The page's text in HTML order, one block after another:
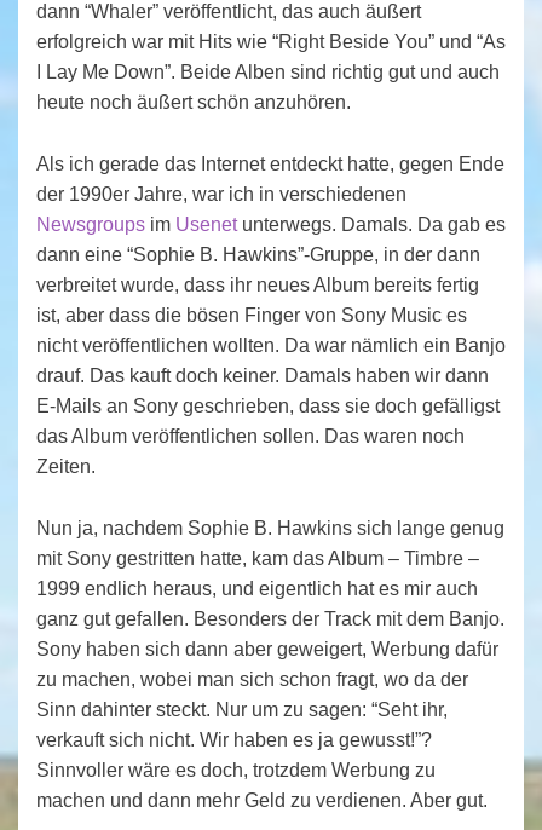
dann “Whaler” veröffentlicht, das auch äußert
erfolgreich war mit Hits wie “Right Beside You” und “As
I Lay Me Down”. Beide Alben sind richtig gut und auch
heute noch äußert schön anzuhören.
Als ich gerade das Internet entdeckt hatte, gegen Ende
der 1990er Jahre, war ich in verschiedenen
Newsgroups im Usenetunterwegs. Damals. Da gab es
dann eine “Sophie B. Hawkins”-Gruppe, in der dann
verbreitet wurde, dass ihr neues Album bereits fertig
ist, aber dass die bösen Finger von Sony Music es
nicht veröffentlichen wollten. Da war nämlich ein Banjo
drauf. Das kauft doch keiner. Damals haben wir dann
E-Mails an Sony geschrieben, dass sie doch gefälligst
das Album veröffentlichen sollen. Das waren noch
Zeiten.
Nun ja, nachdem Sophie B. Hawkins sich lange genug
mit Sony gestritten hatte, kam das Album – Timbre –
1999 endlich heraus, und eigentlich hat es mir auch
ganz gut gefallen. Besonders der Track mit dem Banjo.
Sony haben sich dann aber geweigert, Werbung dafür
zu machen, wobei man sich schon fragt, wo da der
Sinn dahinter steckt. Nur um zu sagen: “Seht ihr,
verkauft sich nicht. Wir haben es ja gewusst!”?
Sinnvoller wäre es doch, trotzdem Werbung zu
machen und dann mehr Geld zu verdienen. Aber gut.